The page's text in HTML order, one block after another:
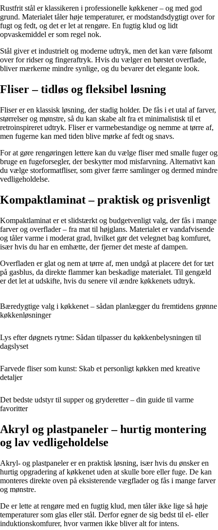
Rustfrit stål er klassikeren i professionelle køkkener – og med god
grund. Materialet tåler høje temperaturer, er modstandsdygtigt over for
fugt og fedt, og det er let at rengøre. En fugtig klud og lidt
opvaskemiddel er som regel nok.
Stål giver et industrielt og moderne udtryk, men det kan være følsomt
over for ridser og fingeraftryk. Hvis du vælger en børstet overflade,
bliver mærkerne mindre synlige, og du bevarer det elegante look.
Fliser – tidløs og fleksibel løsning
Fliser er en klassisk løsning, der stadig holder. De fås i et utal af farver,
størrelser og mønstre, så du kan skabe alt fra et minimalistisk til et
retroinspireret udtryk. Fliser er varmebestandige og nemme at tørre af,
men fugerne kan med tiden blive mørke af fedt og snavs.
For at gøre rengøringen lettere kan du vælge fliser med smalle fuger og
bruge en fugeforsegler, der beskytter mod misfarvning. Alternativt kan
du vælge storformatfliser, som giver færre samlinger og dermed mindre
vedligeholdelse.
Kompaktlaminat – praktisk og prisvenligt
Kompaktlaminat er et slidstærkt og budgetvenligt valg, der fås i mange
farver og overflader – fra mat til højglans. Materialet er vandafvisende
og tåler varme i moderat grad, hvilket gør det velegnet bag komfuret,
især hvis du har en emhætte, der fjerner det meste af dampen.
Overfladen er glat og nem at tørre af, men undgå at placere det for tæt
på gasblus, da direkte flammer kan beskadige materialet. Til gengæld
er det let at udskifte, hvis du senere vil ændre køkkenets udtryk.
Bæredygtige valg i køkkenet – sådan planlægger du fremtidens grønne
køkkenløsninger
Lys efter døgnets rytme: Sådan tilpasser du køkkenbelysningen til
dagslyset
Farvede fliser som kunst: Skab et personligt køkken med kreative
detaljer
Det bedste udstyr til supper og gryderetter – din guide til varme
favoritter
Akryl og plastpaneler – hurtig montering
og lav vedligeholdelse
Akryl- og plastpaneler er en praktisk løsning, især hvis du ønsker en
hurtig opgradering af køkkenet uden at skulle bore eller fuge. De kan
monteres direkte oven på eksisterende vægflader og fås i mange farver
og mønstre.
De er lette at rengøre med en fugtig klud, men tåler ikke lige så høje
temperaturer som glas eller stål. Derfor egner de sig bedst til el- eller
induktionskomfurer, hvor varmen ikke bliver alt for intens.